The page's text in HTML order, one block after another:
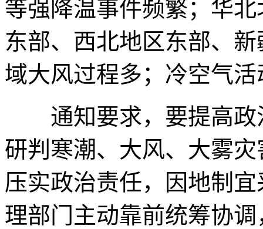
等强降温事件频繁；华
东部、西北地区东部、
域大风过程多；冷空气
通知要求，要提高政
研判寒潮、大风、大雾
压实政治责任，因地制
理部门主动靠前统筹协